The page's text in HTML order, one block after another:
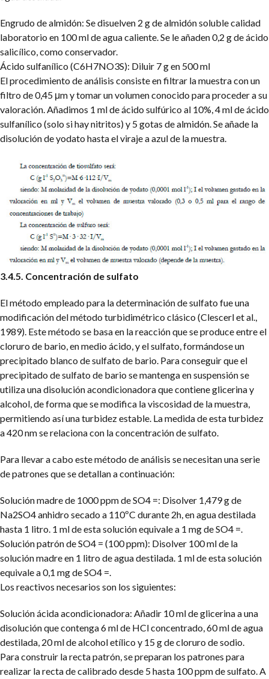
Engrudo de almidón: Se disuelven 2 g de almidón soluble calidad
laboratorio en 100 ml de agua caliente. Se le añaden 0,2 g de ácido
salicílico, como conservador.
Ácido sulfanílico (C6H7NO3S): Diluir 7 g en 500 ml
El procedimiento de análisis consiste en filtrar la muestra con un
filtro de 0,45 μm y tomar un volumen conocido para proceder a su
valoración. Añadimos 1 ml de ácido sulfúrico al 10%, 4 ml de ácido
sulfanílico (solo si hay nitritos) y 5 gotas de almidón. Se añade la
disolución de yodato hasta el viraje a azul de la muestra.
3.4.5. Concentración de sulfato
El método empleado para la determinación de sulfato fue una
modificación del método turbidimétrico clásico (Clescerl et al.,
1989). Este método se basa en la reacción que se produce entre el
cloruro de bario, en medio ácido, y el sulfato, formándose un
precipitado blanco de sulfato de bario. Para conseguir que el
precipitado de sulfato de bario se mantenga en suspensión se
utiliza una disolución acondicionadora que contiene glicerina y
alcohol, de forma que se modifica la viscosidad de la muestra,
permitiendo así una turbidez estable. La medida de esta turbidez
a 420 nm se relaciona con la concentración de sulfato.
Para llevar a cabo este método de análisis se necesitan una serie
de patrones que se detallan a continuación:
Solución madre de 1000 ppm de SO4 =: Disolver 1,479 g de
Na2SO4 anhidro secado a 110ºC durante 2h, en agua destilada
hasta 1 litro. 1 ml de esta solución equivale a 1 mg de SO4 =.
Solución patrón de SO4 = (100 ppm): Disolver 100 ml de la
solución madre en 1 litro de agua destilada. 1 ml de esta solución
equivale a 0,1 mg de SO4 =.
Los reactivos necesarios son los siguientes:
Solución ácida acondicionadora: Añadir 10 ml de glicerina a una
disolución que contenga 6 ml de HCl concentrado, 60 ml de agua
destilada, 20 ml de alcohol etílico y 15 g de cloruro de sodio.
Para construir la recta patrón, se preparan los patrones para
realizar la recta de calibrado desde 5 hasta 100 ppm de sulfato. A